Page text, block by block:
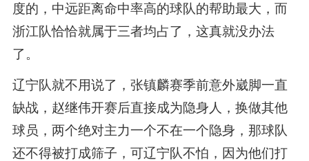
度的，中远距离命中率高的球队的帮助最大，而
浙江队恰恰就属于三者均占了，这真就没办法
了。
辽宁队就不用说了，张镇麟赛季前意外崴脚一直
缺战，赵继伟开赛后直接成为隐身人，换做其他
球员，两个绝对主力一个不在一个隐身，那球队
还不得被打成筛子，可辽宁队不怕，因为他们打